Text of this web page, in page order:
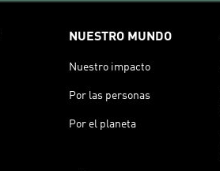
NUESTRO MUNDO
Nuestro impacto
Por las personas
Por el planeta